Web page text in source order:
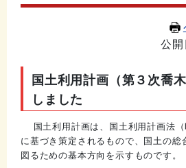
公
国土利用計画（第３次喬
しました
国土利用計画は、国土利用計画法
に基づき策定されるもので、国土の総
図るための基本方向を示すものです。